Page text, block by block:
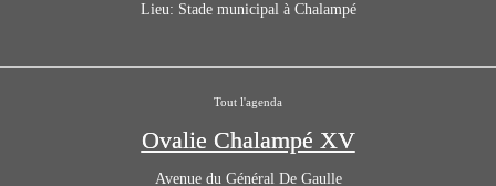
Lieu: Stade municipal à Chalampé
Tout l'agenda
Ovalie Chalampé XV
Avenue du Général De Gaulle